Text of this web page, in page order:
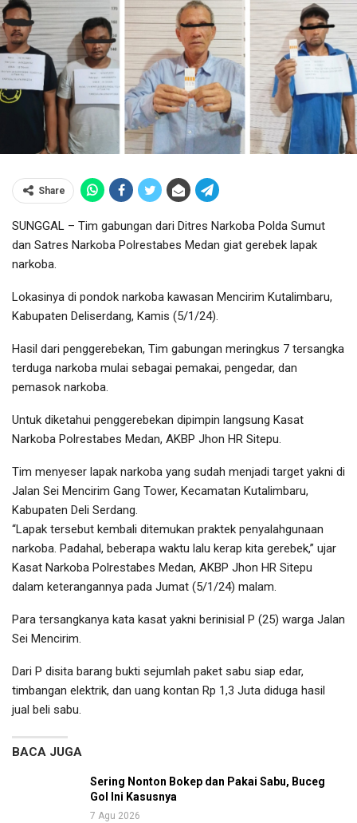
Share
SUNGGAL – Tim gabungan dari Ditres Narkoba Polda Sumut
dan Satres Narkoba Polrestabes Medan giat gerebek lapak
narkoba.
Lokasinya di pondok narkoba kawasan Mencirim Kutalimbaru,
Kabupaten Deliserdang, Kamis (5/1/24).
Hasil dari penggerebekan, Tim gabungan meringkus 7 tersangka
terduga narkoba mulai sebagai pemakai, pengedar, dan
pemasok narkoba.
Untuk diketahui penggerebekan dipimpin langsung Kasat
Narkoba Polrestabes Medan, AKBP Jhon HR Sitepu.
Tim menyeser lapak narkoba yang sudah menjadi target yakni di
Jalan Sei Mencirim Gang Tower, Kecamatan Kutalimbaru,
Kabupaten Deli Serdang.
“Lapak tersebut kembali ditemukan praktek penyalahgunaan
narkoba. Padahal, beberapa waktu lalu kerap kita gerebek,” ujar
Kasat Narkoba Polrestabes Medan, AKBP Jhon HR Sitepu
dalam keterangannya pada Jumat (5/1/24) malam.
Para tersangkanya kata kasat yakni berinisial P (25) warga Jalan
Sei Mencirim.
Dari P disita barang bukti sejumlah paket sabu siap edar,
timbangan elektrik, dan uang kontan Rp 1,3 Juta diduga hasil
jual beli sabu.
BACA JUGA
Sering Nonton Bokep dan Pakai Sabu, Buceg
Gol Ini Kasusnya
7 Agu 2026